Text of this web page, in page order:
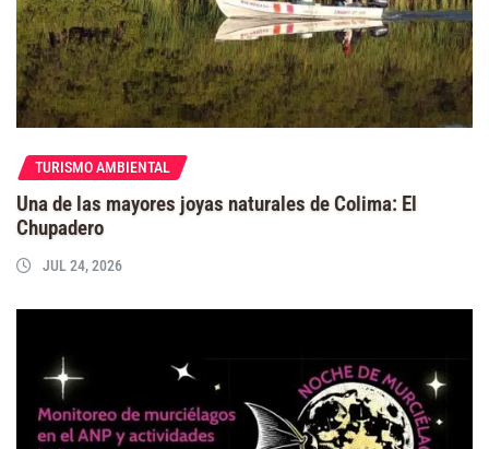
TURISMO AMBIENTAL
Una de las mayores joyas naturales de Colima: El
Chupadero
JUL 24, 2026